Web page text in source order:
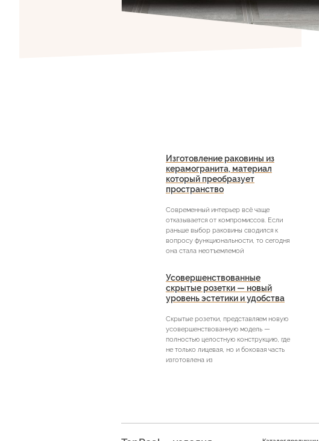
Изготовление раковины из
керамогранита, материал
который преобразует
пространство
Современный интерьер всё чаще
отказывается от компромиссов. Если
раньше выбор раковины сводился к
вопросу функциональности, то сегодня
она стала неотъемлемой
Усовершенствованные
скрытые розетки — новый
уровень эстетики и удобства
Скрытые розетки, представляем новую
усовершенствованную модель —
полностью целостную конструкцию, где
не только лицевая, но и боковая часть
изготовлена из